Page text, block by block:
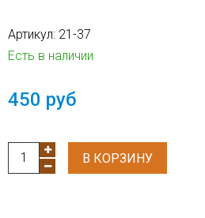
Артикул: 21-37
Есть в наличии
450 руб
В КОРЗИНУ